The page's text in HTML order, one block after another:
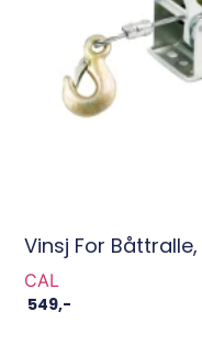
Vinsj For
CAL
549,-